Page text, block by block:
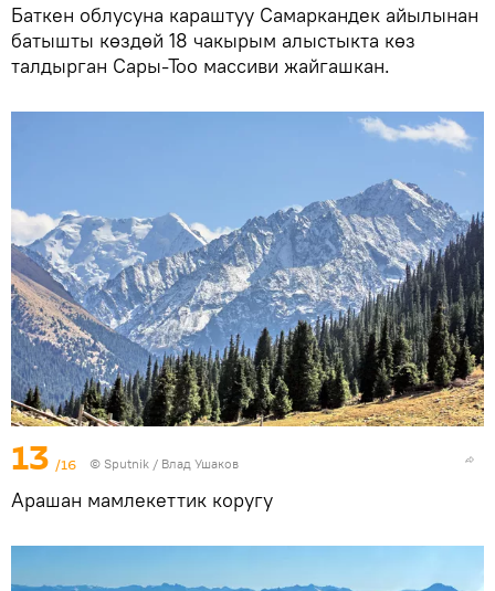
Баткен облусуна караштуу Самаркандек айылынан
батышты көздөй 18 чакырым алыстыкта көз
талдырган Сары-Тоо массиви жайгашкан.
13 /16 © Sputnik / Влад Ушаков
Арашан мамлекеттик коругу